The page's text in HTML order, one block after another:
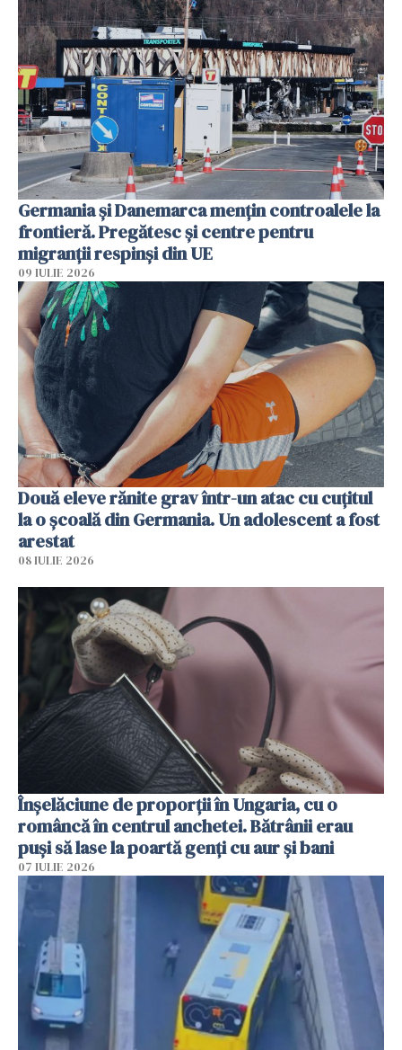
Germania și Danemarca mențin controalele la
frontieră. Pregătesc și centre pentru
migranții respinși din UE
09 IULIE 2026
Două eleve rănite grav într-un atac cu cuțitul
la o școală din Germania. Un adolescent a fost
arestat
08 IULIE 2026
Înșelăciune de proporții în Ungaria, cu o
româncă în centrul anchetei. Bătrânii erau
puși să lase la poartă genți cu aur și bani
07 IULIE 2026